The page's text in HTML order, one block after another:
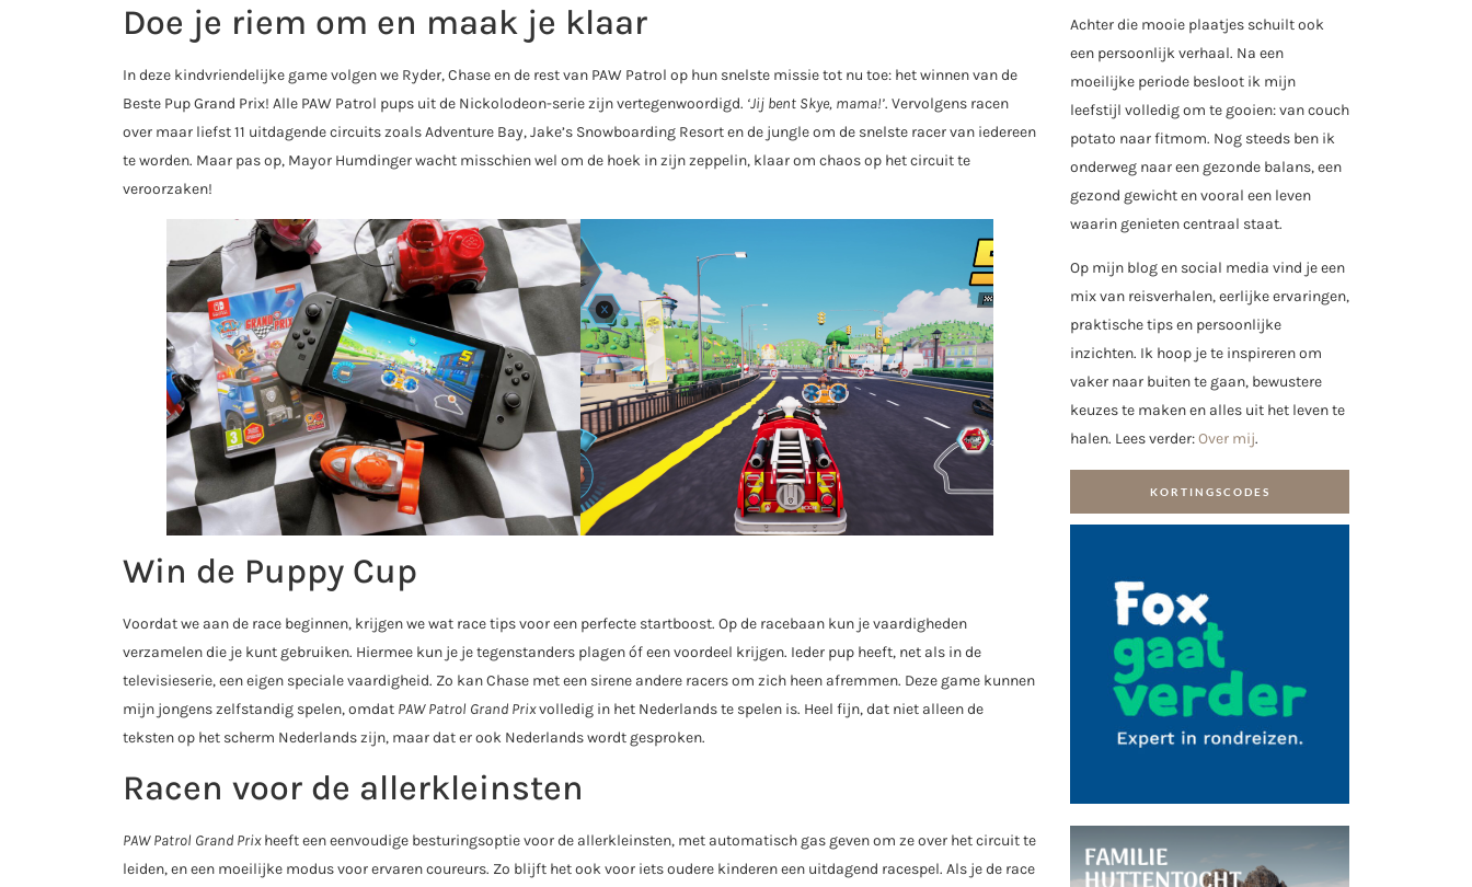
Doe je riem om en maak je klaar
In deze kindvriendelijke game volgen we Ryder, Chase en de rest van PAW Patrol op hun snelste missie tot nu toe: het winnen van de
Beste Pup Grand Prix! Alle PAW Patrol pups uit de Nickolodeon-serie zijn vertegenwoordigd. ‘Jij bent Skye, mama!’. Vervolgens racen
over maar liefst 11 uitdagende circuits zoals Adventure Bay, Jake’s Snowboarding Resort en de jungle om de snelste racer van iedereen
te worden. Maar pas op, Mayor Humdinger wacht misschien wel om de hoek in zijn zeppelin, klaar om chaos op het circuit te
veroorzaken!
Win de Puppy Cup
Voordat we aan de race beginnen, krijgen we wat race tips voor een perfecte startboost. Op de racebaan kun je vaardigheden
verzamelen die je kunt gebruiken. Hiermee kun je je tegenstanders plagen óf een voordeel krijgen. Ieder pup heeft, net als in de
televisieserie, een eigen speciale vaardigheid. Zo kan Chase met een sirene andere racers om zich heen afremmen. Deze game kunnen
mijn jongens zelfstandig spelen, omdat PAW Patrol Grand Prixvolledig in het Nederlands te spelen is. Heel fijn, dat niet alleen de
teksten op het scherm Nederlands zijn, maar dat er ook Nederlands wordt gesproken.
Racen voor de allerkleinsten
PAW Patrol Grand Prixheeft een eenvoudige besturingsoptie voor de allerkleinsten, met automatisch gas geven om ze over het circuit te
leiden, en een moeilijke modus voor ervaren coureurs. Zo blijft het ook voor iets oudere kinderen een uitdagend racespel. Als je de race
Achter die mooie plaatjes schuilt ook
een persoonlijk verhaal. Na een
moeilijke periode besloot ik mijn
leefstijl volledig om te gooien: van couch
potato naar fitmom. Nog steeds ben ik
onderweg naar een gezonde balans, een
gezond gewicht en vooral een leven
waarin genieten centraal staat.
Op mijn blog en social media vind je een
mix van reisverhalen, eerlijke ervaringen,
praktische tips en persoonlijke
inzichten. Ik hoop je te inspireren om
vaker naar buiten te gaan, bewustere
keuzes te maken en alles uit het leven te
halen. Lees verder:Over mij.
KORTINGSCODES